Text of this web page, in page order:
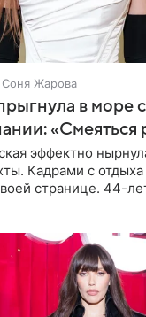
Соня Жарова
в море
«Смеяться
эффектно
Кадрами с отдыха
странице. 44-